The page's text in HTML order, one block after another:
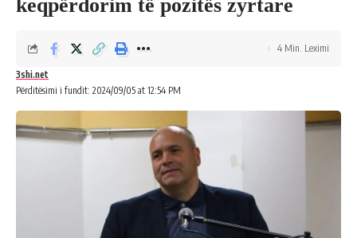
keqpërdorim të pozitës zyrtare
Përditësimi i fundit: 2024/09/05 at 12:54 PM
3shi.net
4 Min. Leximi